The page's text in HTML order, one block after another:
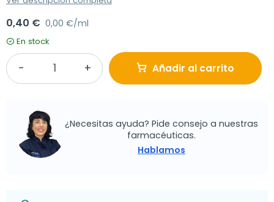
0,40 € 0,00 €/ml
En stock
Añadir al carrito
¿Necesitas ayuda? Pide consejo a nuestras
farmacéuticas.
Hablamos